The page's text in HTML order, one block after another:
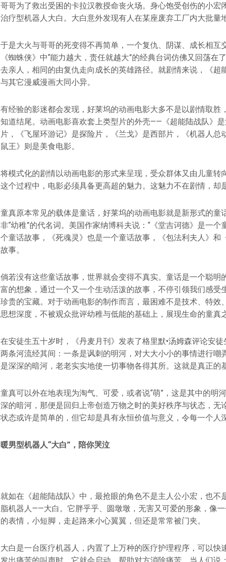
哥哥为了救出受困的卡拉汉教授命丧火场。身心饱受创伤的小宏
治疗型机器人大白。大白意外发现有人在某座废弃工厂内大批量
于是大火与哥哥的死变得不再简单，一个复仇、阴谋、成长相互
《蜘蛛侠》中“能力越大，责任就越大”的经典台词仿佛又回荡
去亲人，相同的由复仇走向成长的英雄路径。就剧情来说，《超
与其它漫威漫画大同小异。
有经验的影迷都会发现，好莱坞的动画电影大多不是以剧情取胜
知道结尾。动画电影喜欢套上类型片的外壳——《超能陆战队》
片，《飞屋环游记》是探险片，《兰戈》是西部片，《机器人总
鼠王》则是美食电影。
将模式化的剧情以动画电影的形式来呈现，受众群体又由儿童转
这个过程中，电影必须具备更高超的魅力。这魅力不在剧情，却
童真原本常见的载体是童话，好莱坞的动画电影就是新形式的童
非“幼稚”的代名词。美国作家纳博科夫说：“《堂吉诃德》是一
个童话故事，《死魂灵》也是一个童话故事，《包法利夫人》和
故事。
倘若没有这些童话故事，世界就会变得不真实。童话是一个聪明
富的想象，通过一个又一个生动活泼的故事，不停引领我们感受
珍贵的宝藏。对于动画电影的制作而言，最困难不是技术、特效
思想深度，不被观众批评幼稚与低能的基础上，展现生命的童真
在安徒生五十岁时，《丹麦月刊》发表了格里默•汤姆森评论安
两条河流经其间：一条是讽刺的明河，对大大小小的事情进行嘲
是深深的暗河，老老实实地使一切事物各得其所。这就是真正的
童真可以外在地表现为淘气、可爱，或者说“萌”，这是其中的明
深的暗河，那便是回归上帝创造万物之时的美好秩序与状态，无
状态或许是简单的，但它却是具有永恒价值与意义，令每一个人
暖男型机器人“大白”，陪你哭泣
就如在《超能陆战队》中，最抢眼的角色不是主人公小宏，也
脂机器人——大白。它胖乎乎、圆墩墩，无害又可爱的形象，像
的表情，小短脚，走起路来小心翼翼，但还是常常被门夹。
大白是一台医疗机器人，内置了上万种的医疗护理程序，可以快